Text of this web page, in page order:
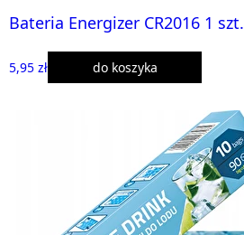
Bateria Energizer CR2016 1 szt.
5,95 zł do koszyka